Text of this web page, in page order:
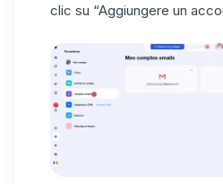
clic su “Aggiungere un